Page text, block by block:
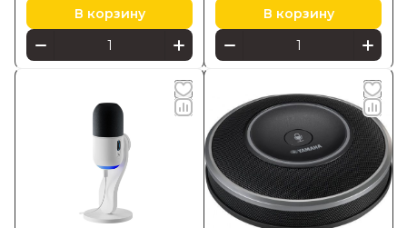
В корзину В корзину